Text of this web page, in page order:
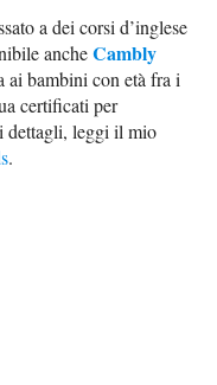
a dei corsi d’inglese
ancheCambly
ai bambini con età fra i
certificati per
dettagli, leggi il mio
.